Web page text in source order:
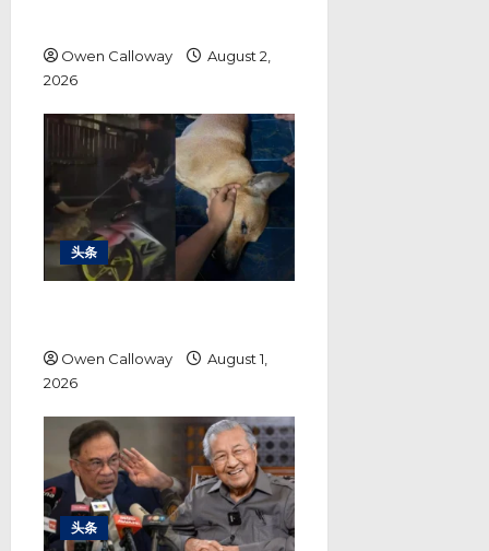
Owen Calloway
August 2,
2026
头条
Owen Calloway
August 1,
2026
头条